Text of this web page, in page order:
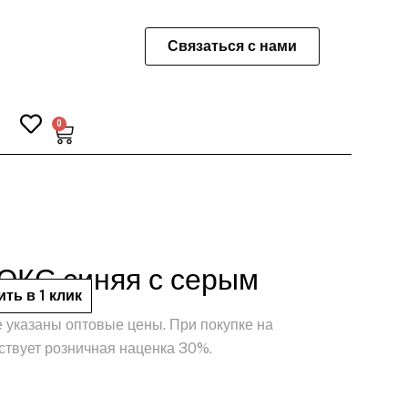
Связаться с нами
0
Корзина
синяя с серым
в 1 клик
оптовые цены. При покупке на
розничная наценка 30%.